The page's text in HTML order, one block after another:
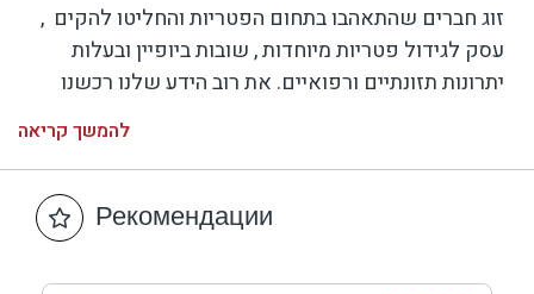
, זוג חברים שהתאהבו בתחום הפטריות והחליטו להקים
עסק לגידול פטריות מיוחדות , שובות ביופיין ובעלות
יתרונות תזונתיים ורפואיים. את רוב הידע שלנו רכשנו
עיקריים כגון: רעמת האריה, צף כחולה, צדף ורודה,וצדף
צהובה. עם הזמן מתנסים בזנים אחרים שייכנסו גם הם
לגידול המסחרי. מוזמנים לחוות איתנו את גידול הפטריות
בסיור קצר, לרכוש פטריות ולהנות מטעמן במסעדות
להמשך קריאה
Рекомендации